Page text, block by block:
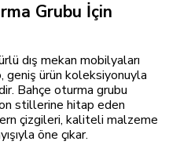
Grubu İçin
dış mekan mobilyaları
geniş ürün koleksiyonuyla
Bahçe oturma grubu
stillerine hitap eden
çizgileri, kaliteli malzeme
öne çıkar.